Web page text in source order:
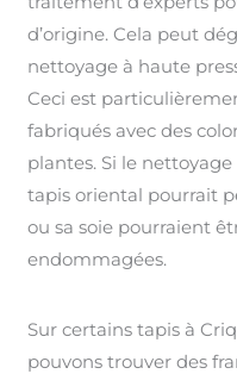
d’origine. Cela peut
nettoyage à haute
Ceci est
fabriqués avec des
plantes. Si le
tapis oriental pourrait
ou sa soie pourraient
endommagées.
Sur certains tapis à
pouvons trouver des